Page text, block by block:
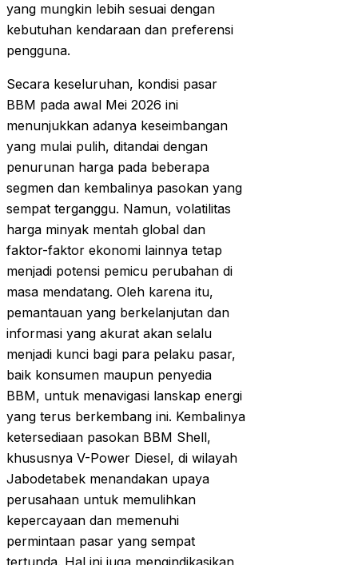
yang mungkin lebih sesuai dengan
kebutuhan kendaraan dan preferensi
pengguna.
Secara keseluruhan, kondisi pasar
BBM pada awal Mei 2026 ini
menunjukkan adanya keseimbangan
yang mulai pulih, ditandai dengan
penurunan harga pada beberapa
segmen dan kembalinya pasokan yang
sempat terganggu. Namun, volatilitas
harga minyak mentah global dan
faktor-faktor ekonomi lainnya tetap
menjadi potensi pemicu perubahan di
masa mendatang. Oleh karena itu,
pemantauan yang berkelanjutan dan
informasi yang akurat akan selalu
menjadi kunci bagi para pelaku pasar,
baik konsumen maupun penyedia
BBM, untuk menavigasi lanskap energi
yang terus berkembang ini. Kembalinya
ketersediaan pasokan BBM Shell,
khususnya V-Power Diesel, di wilayah
Jabodetabek menandakan upaya
perusahaan untuk memulihkan
kepercayaan dan memenuhi
permintaan pasar yang sempat